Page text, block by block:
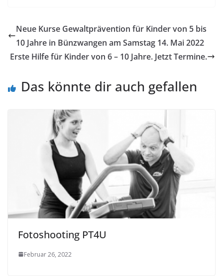
Neue Kurse Gewaltprävention für Kinder von 5 bis
10 Jahre in Bünzwangen am Samstag 14. Mai 2022
Erste Hilfe für Kinder von 6 – 10 Jahre. Jetzt Termine.
Das könnte dir auch gefallen
Fotoshooting PT4U
Februar 26, 2022